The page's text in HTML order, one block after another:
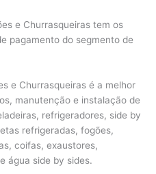
e Churrasqueiras tem os
pagamento do segmento de
e Churrasqueiras é a melhor
manutenção e instalação de
refrigeradores, side by
refrigeradas, fogões,
coifas, exaustores,
água side by sides.